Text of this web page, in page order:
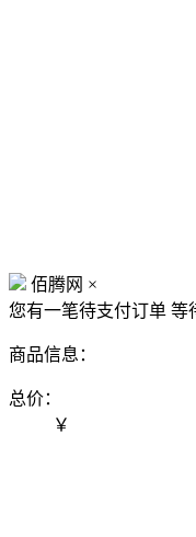
佰腾网 ×
您有一笔待支付订单 等
商品信息：
总价：
￥